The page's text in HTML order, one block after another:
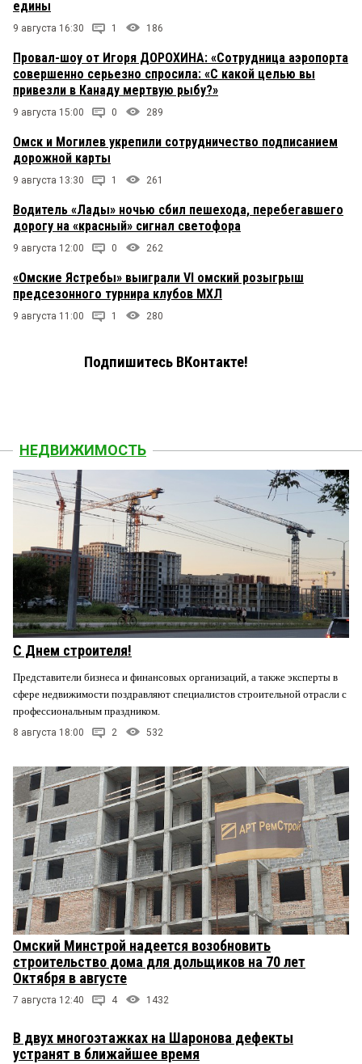
едины
9 августа 16:30 1 186
Провал-шоу от Игоря ДОРОХИНА: «Сотрудница аэропорта
совершенно серьезно спросила: «С какой целью вы
привезли в Канаду мертвую рыбу?»
9 августа 15:00 0 289
Омск и Могилев укрепили сотрудничество подписанием
дорожной карты
9 августа 13:30 1 261
Водитель «Лады» ночью сбил пешехода, перебегавшего
дорогу на «красный» сигнал светофора
9 августа 12:00 0 262
«Омские Ястребы» выиграли VI омский розыгрыш
предсезонного турнира клубов МХЛ
9 августа 11:00 1 280
Подпишитесь ВКонтакте!
НЕДВИЖИМОСТЬ
С Днем строителя!
Представители бизнеса и финансовых организаций, а также эксперты в
сфере недвижимости поздравляют специалистов строительной отрасли с
профессиональным праздником.
8 августа 18:00 2 532
Омский Минстрой надеется возобновить
строительство дома для дольщиков на 70 лет
Октября в августе
7 августа 12:40 4 1432
В двух многоэтажках на Шаронова дефекты
устранят в ближайшее время